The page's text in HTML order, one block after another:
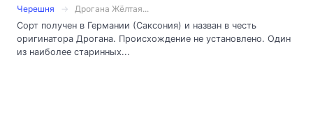
Черешня
Дрогана Жёлтая...
Сорт получен в Германии (Саксония) и назван в честь
оригинатора Дрогана. Происхождение не установлено. Один
из наиболее старинных...